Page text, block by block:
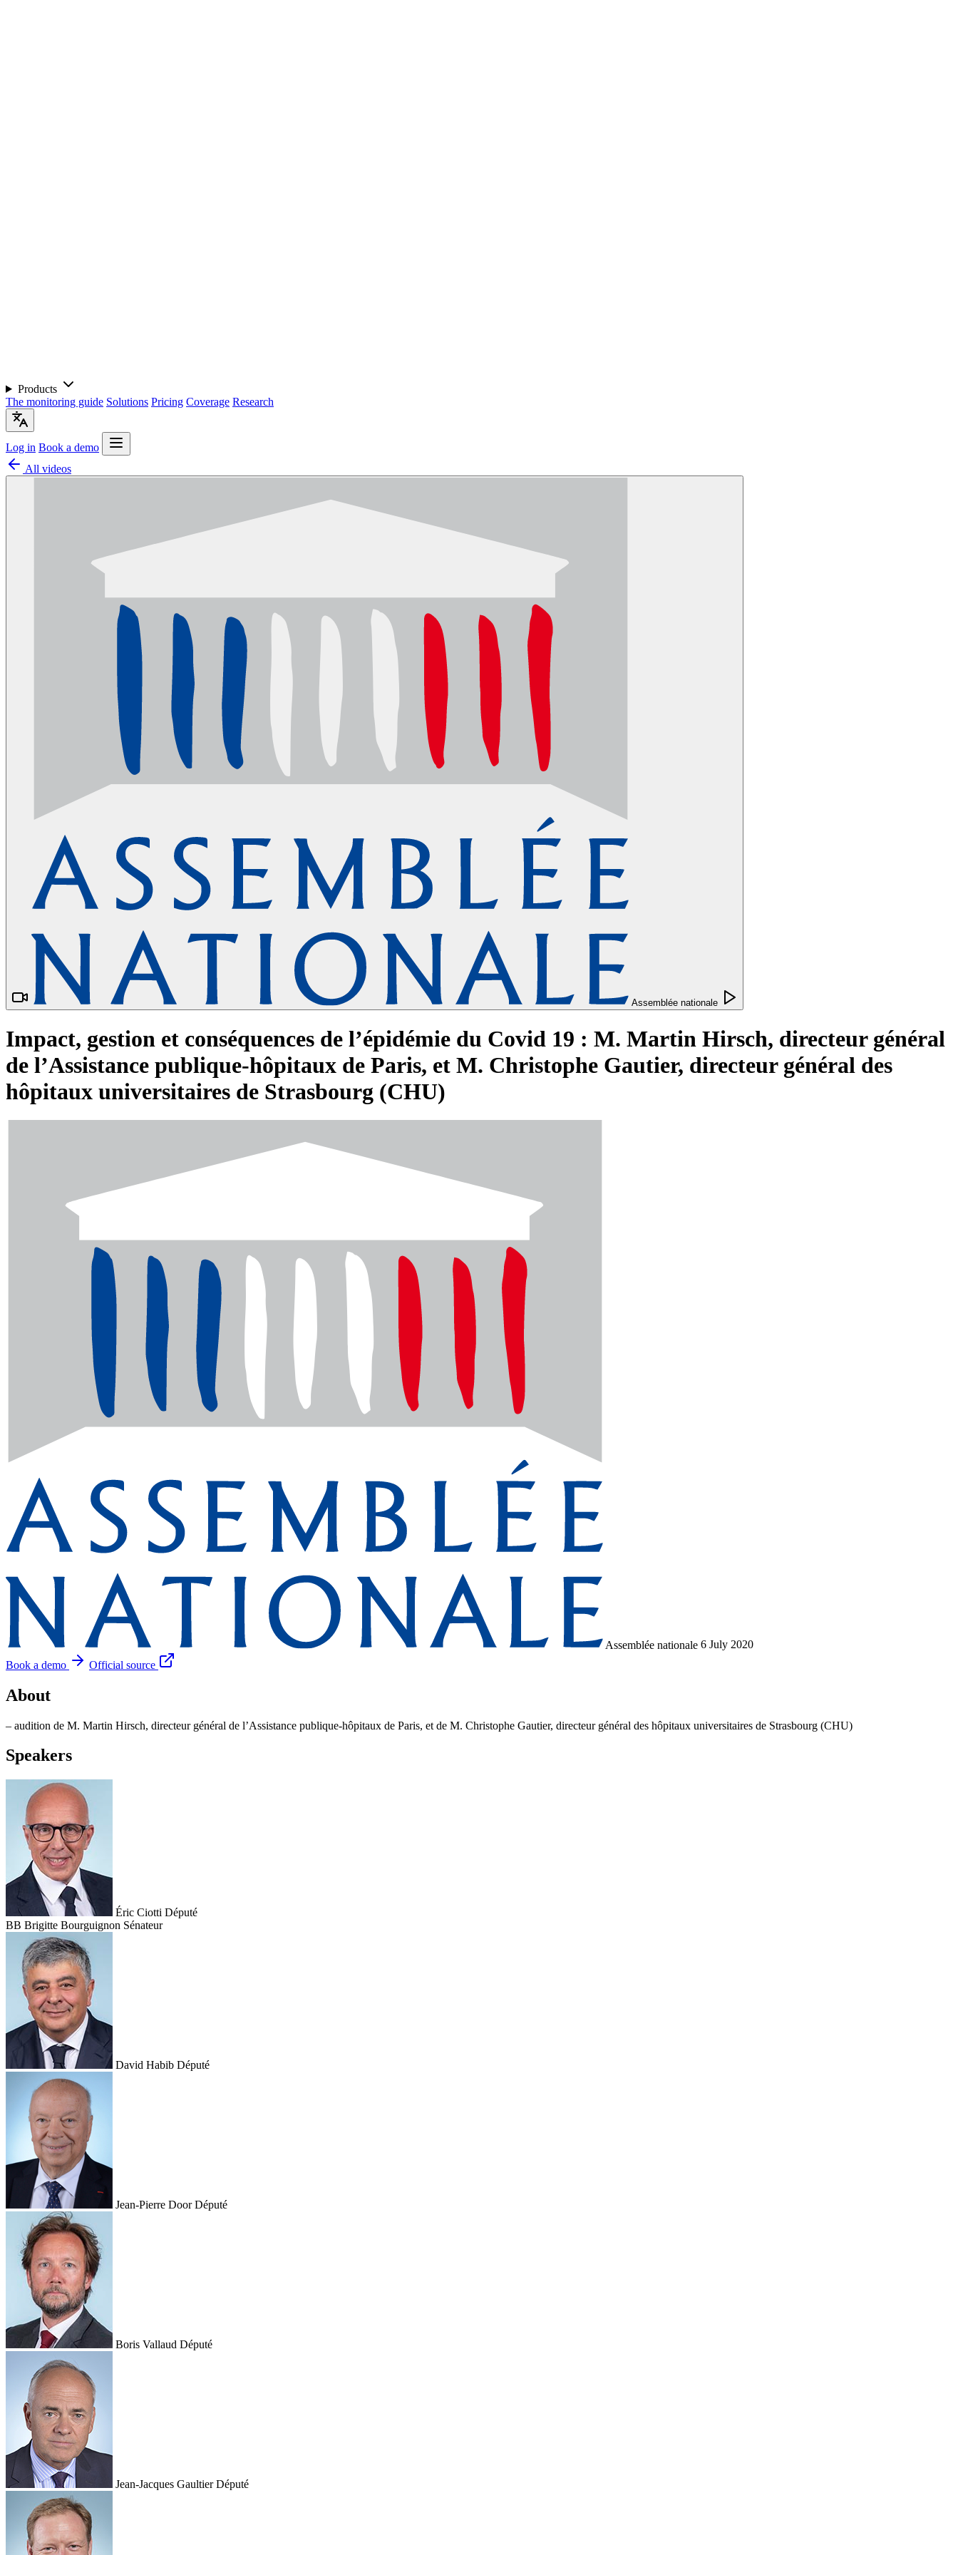
Products
The monitoring guide Solutions Pricing Coverage Research
Log in Book a demo
All videos
Assemblée nationale
Impact, gestion et conséquences de l’épidémie du Covid 19 : M. Martin Hirsch, directeur général
de l’Assistance publique-hôpitaux de Paris, et M. Christophe Gautier, directeur général des
hôpitaux universitaires de Strasbourg (CHU)
Assemblée nationale 6 July 2020
Book a demo
Official source
About
– audition de M. Martin Hirsch, directeur général de l’Assistance publique-hôpitaux de Paris, et de M. Christophe Gautier, directeur général des hôpitaux universitaires de Strasbourg (CHU)
Speakers
Éric Ciotti Député
BB Brigitte Bourguignon Sénateur
David Habib Député
Jean-Pierre Door Député
Boris Vallaud Député
Jean-Jacques Gaultier Député